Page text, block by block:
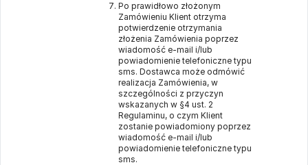
Po prawidłowo złożonym
Zamówieniu Klient otrzyma
potwierdzenie otrzymania
złożenia Zamówienia poprzez
wiadomość e-mail i/lub
powiadomienie telefoniczne typu
sms. Dostawca może odmówić
realizacja Zamówienia, w
szczególności z przyczyn
wskazanych w §4 ust. 2
Regulaminu, o czym Klient
zostanie powiadomiony poprzez
wiadomość e-mail i/lub
powiadomienie telefoniczne typu
sms.